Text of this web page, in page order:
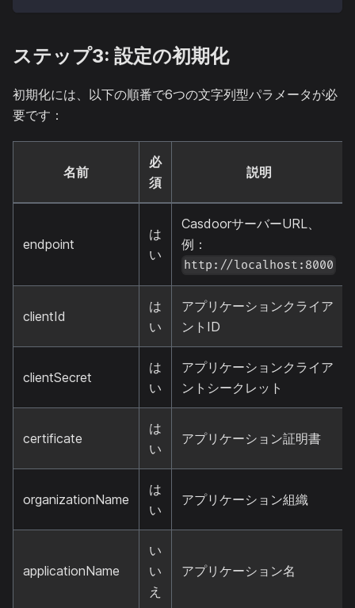
ステップ3: 設定の初期化
初期化には、以下の順番で6つの文字列型パラメータが必
要です：
名前
必
須
説明
endpoint
は
い
CasdoorサーバーURL、
例：
http://localhost:8000
clientId
は
い
アプリケーションクライア
ントID
clientSecret
は
い
アプリケーションクライア
ントシークレット
certificate
は
い
アプリケーション証明書
organizationName
は
い
アプリケーション組織
applicationName
い
い
え
アプリケーション名